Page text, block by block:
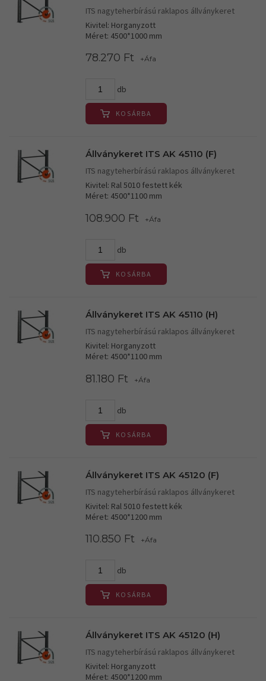
ITS nagyteherbírású raklapos állványkeret
Kivitel: Horganyzott
Méret: 4500*1000 mm
78.270 Ft +Áfa
db
KOSÁRBA
Állványkeret ITS AK 45110 (F)
ITS nagyteherbírású raklapos állványkeret
Kivitel: Ral 5010 festett kék
Méret: 4500*1100 mm
108.900 Ft +Áfa
db
KOSÁRBA
Állványkeret ITS AK 45110 (H)
ITS nagyteherbírású raklapos állványkeret
Kivitel: Horganyzott
Méret: 4500*1100 mm
81.180 Ft +Áfa
db
KOSÁRBA
Állványkeret ITS AK 45120 (F)
ITS nagyteherbírású raklapos állványkeret
Kivitel: Ral 5010 festett kék
Méret: 4500*1200 mm
110.850 Ft +Áfa
db
KOSÁRBA
Állványkeret ITS AK 45120 (H)
ITS nagyteherbírású raklapos állványkeret
Kivitel: Horganyzott
Méret: 4500*1200 mm